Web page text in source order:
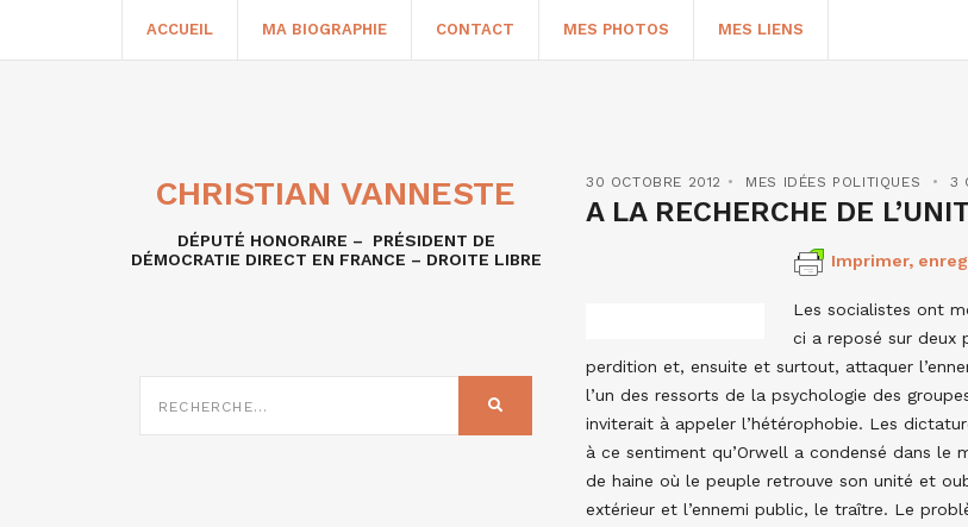
ACCUEIL MA BIOGRAPHIE CONTACT MES PHOTOS MES LIENS
30 OCTOBRE 2012 MES IDÉES POLITIQUES 3
A LA RECHERCHE DE
Imprimer,
Les socialistes ont
ci a reposé sur deux
perdition et, ensuite et surtout, attaquer
l’un des ressorts de la psychologie des
inviterait à appeler l’hétérophobie. Les
à ce sentiment qu’Orwell a condensé dans le
de haine où le peuple retrouve son unité et
extérieur et l’ennemi public, le traître. Le
CHRISTIAN VANNESTE
DÉPUTÉ HONORAIRE – PRÉSIDENT DE
DÉMOCRATIE DIRECT EN FRANCE – DROITE LIBRE
SUR
RECHERCHER